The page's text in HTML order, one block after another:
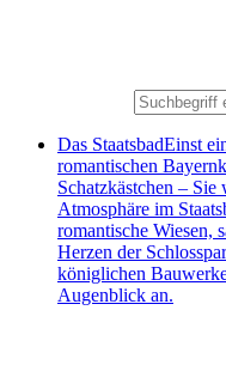
Das StaatsbadEinst
romantischen
Schatzkästchen – Sie
Atmosphäre im
romantische Wiesen,
Herzen der
königlichen
Augenblick an.